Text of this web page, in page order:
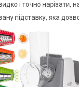
точно нарізати,
підставку, яка